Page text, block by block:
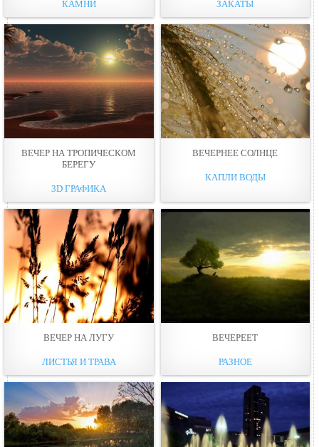
КАМНИ ЗАКАТЫ
ВЕЧЕP НА ТРОПИЧЕСКОМ
БЕРЕГУ
3D ГРАФИКА
ВЕЧЕРНЕЕ СОЛНЦЕ
КАПЛИ ВОДЫ
ВЕЧЕР НА ЛУГУ
ЛИСТЬЯ И ТРАВА
ВЕЧЕРЕЕТ
РАЗНОЕ